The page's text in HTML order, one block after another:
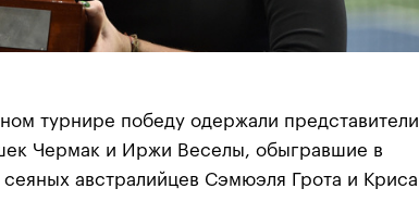
турнире победу одержали представители
Чермак и Иржи Веселы, обыгравшие в
австралийцев Сэмюэля Грота и Криса